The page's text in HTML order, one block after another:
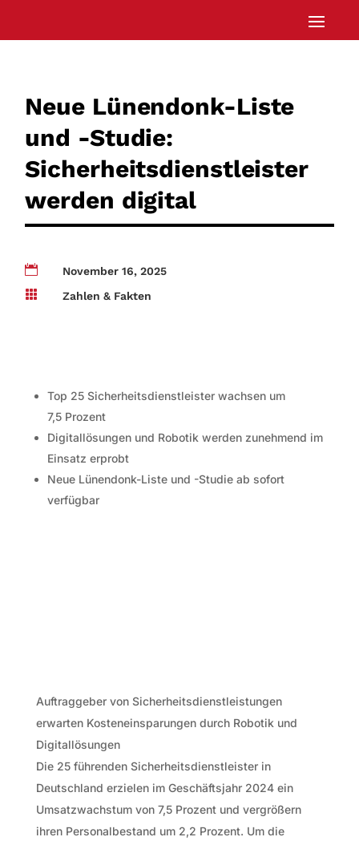
Neue Lünendonk-Liste
und -Studie:
Sicherheitsdienstleister
werden digital

November 16, 2025

Zahlen & Fakten
Top 25 Sicherheitsdienstleister wachsen um
7,5 Prozent
Digitallösungen und Robotik werden zunehmend im
Einsatz erprobt
Neue Lünendonk-Liste und -Studie ab sofort
verfügbar
Auftraggeber von Sicherheitsdienstleistungen
erwarten Kosteneinsparungen durch Robotik und
Digitallösungen
Die 25 führenden Sicherheitsdienstleister in
Deutschland erzielen im Geschäftsjahr 2024 ein
Umsatzwachstum von 7,5 Prozent und vergrößern
ihren Personalbestand um 2,2 Prozent. Um die